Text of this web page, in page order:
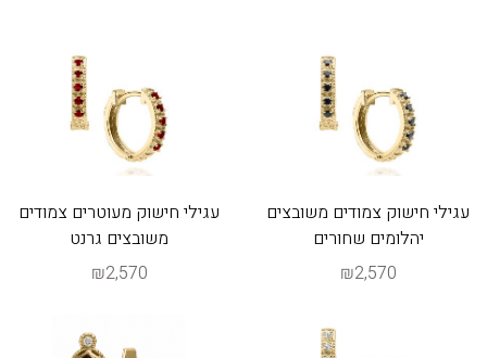
עגילי חישוק צמודים משובצים
יהלומים שחורים
₪2,570
עגילי חישוק מעוטרים צמודים
משובצים גרנט
₪2,570